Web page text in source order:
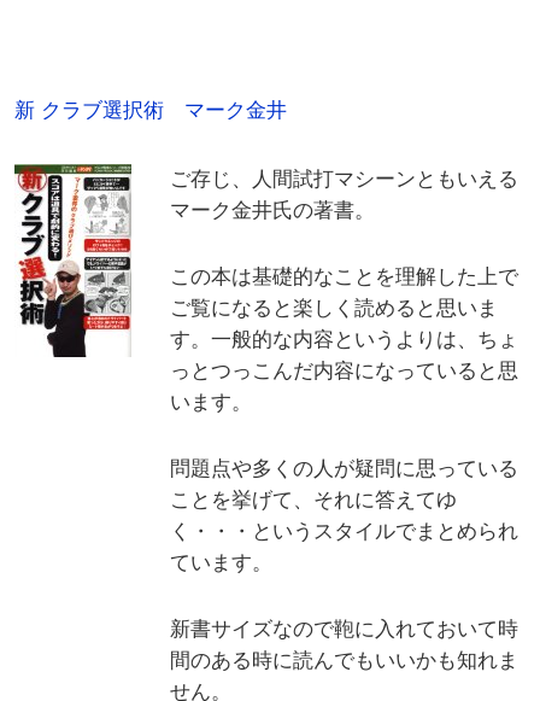
新 クラブ選択術 マーク金井
ご存じ、人間試打マシーンともいえる
マーク金井氏の著書。
この本は基礎的なことを理解した上で
ご覧になると楽しく読めると思いま
す。一般的な内容というよりは、ちょ
っとつっこんだ内容になっていると思
います。
問題点や多くの人が疑問に思っている
ことを挙げて、それに答えてゆ
く・・・というスタイルでまとめられ
ています。
新書サイズなので鞄に入れておいて時
間のある時に読んでもいいかも知れま
せん。